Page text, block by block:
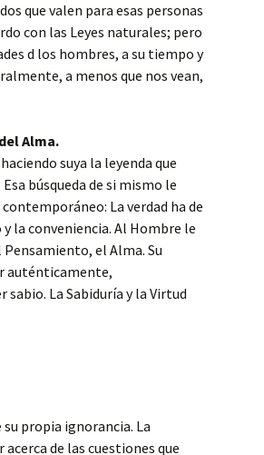
que valen para esas personas
con las Leyes naturales; pero
d los hombres, a su tiempo y
a menos que nos vean,
Alma.
suya la leyenda que
búsqueda de si mismo le
La verdad ha de
la conveniencia. Al Hombre le
el Alma. Su
auténticamente,
La Sabiduría y la Virtud
propia ignorancia. La
de las cuestiones que